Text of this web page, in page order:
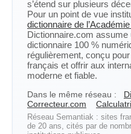
s’étend sur plusieurs
Pour un point de vue
dictionnaire de
Dictionnaire.com
dictionnaire 100 %
régulièrement, conçu
français et offrir aux
moderne et fiable.
Dans le même réseau :
Correcteur.com
Réseau Semantiak : sites
de 20 ans, cités par de